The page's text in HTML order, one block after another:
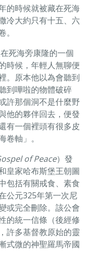
的時候就被藏在死海
冷大約只有十五、六
死海旁康隆的一個
時候，年輕人無聊便
。原本他以為會聽到
到嘩啦的物體破碎
許那個洞不是什麼野
他的夥伴回去，便發
有一個裡頭有很多皮
軸」。
of Peace）發
皇家哈布斯堡王朝圖
包括有關戒食、素食
公元325年第一次尼
或完全刪除。該公會
的統一信條（後經修
許多基督教原始的靈
式微的神聖羅馬帝國